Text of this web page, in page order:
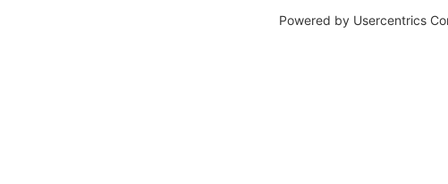
Powered by Usercentrics